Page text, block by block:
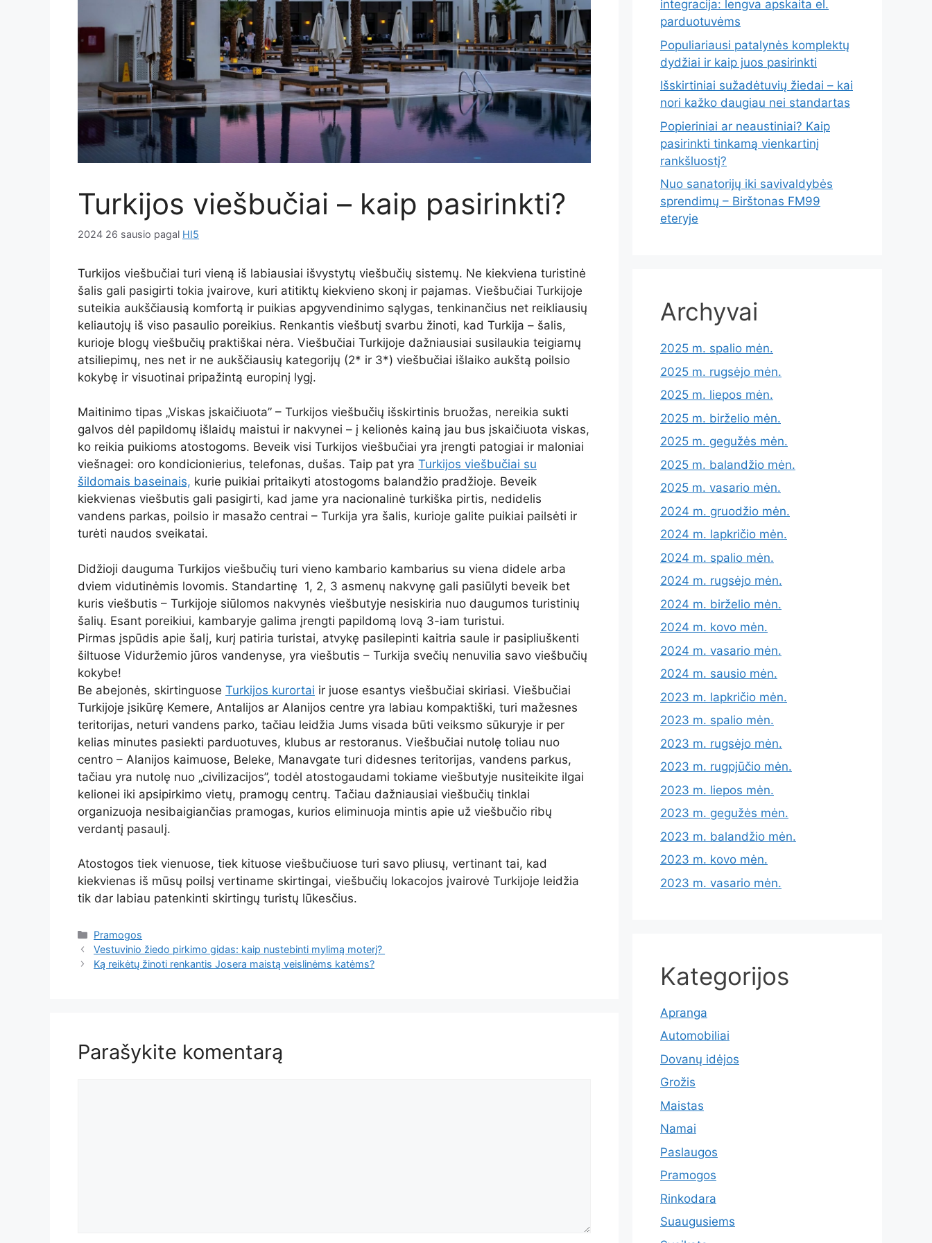
Turkijos viešbučiai – kaip pasirinkti?
2024 26 sausio pagal HI5
Turkijos viešbučiai turi vieną iš labiausiai išvystytų viešbučių sistemų. Ne kiekviena turistinė
šalis gali pasigirti tokia įvairove, kuri atitiktų kiekvieno skonį ir pajamas. Viešbučiai Turkijoje
suteikia aukščiausią komfortą ir puikias apgyvendinimo sąlygas, tenkinančius net reikliausių
keliautojų iš viso pasaulio poreikius. Renkantis viešbutį svarbu žinoti, kad Turkija – šalis,
kurioje blogų viešbučių praktiškai nėra. Viešbučiai Turkijoje dažniausiai susilaukia teigiamų
atsiliepimų, nes net ir ne aukščiausių kategorijų (2* ir 3*) viešbučiai išlaiko aukštą poilsio
kokybę ir visuotinai pripažintą europinį lygį.
Maitinimo tipas „Viskas įskaičiuota” – Turkijos viešbučių išskirtinis bruožas, nereikia sukti
galvos dėl papildomų išlaidų maistui ir nakvynei – į kelionės kainą jau bus įskaičiuota viskas,
ko reikia puikioms atostogoms. Beveik visi Turkijos viešbučiai yra įrengti patogiai ir maloniai
viešnagei: oro kondicionierius, telefonas, dušas. Taip pat yra Turkijos viešbučiai su
šildomais baseinais, kurie puikiai pritaikyti atostogoms balandžio pradžioje. Beveik
kiekvienas viešbutis gali pasigirti, kad jame yra nacionalinė turkiška pirtis, nedidelis
vandens parkas, poilsio ir masažo centrai – Turkija yra šalis, kurioje galite puikiai pailsėti ir
turėti naudos sveikatai.
Didžioji dauguma Turkijos viešbučių turi vieno kambario kambarius su viena didele arba
dviem vidutinėmis lovomis. Standartinę 1, 2, 3 asmenų nakvynę gali pasiūlyti beveik bet
kuris viešbutis – Turkijoje siūlomos nakvynės viešbutyje nesiskiria nuo daugumos turistinių
šalių. Esant poreikiui, kambaryje galima įrengti papildomą lovą 3-iam turistui.
Pirmas įspūdis apie šalį, kurį patiria turistai, atvykę pasilepinti kaitria saule ir pasipliuškenti
šiltuose Viduržemio jūros vandenyse, yra viešbutis – Turkija svečių nenuvilia savo viešbučių
kokybe!
Be abejonės, skirtinguose Turkijos kurortai ir juose esantys viešbučiai skiriasi. Viešbučiai
Turkijoje įsikūrę Kemere, Antalijos ar Alanijos centre yra labiau kompaktiški, turi mažesnes
teritorijas, neturi vandens parko, tačiau leidžia Jums visada būti veiksmo sūkuryje ir per
kelias minutes pasiekti parduotuves, klubus ar restoranus. Viešbučiai nutolę toliau nuo
centro – Alanijos kaimuose, Beleke, Manavgate turi didesnes teritorijas, vandens parkus,
tačiau yra nutolę nuo „civilizacijos”, todėl atostogaudami tokiame viešbutyje nusiteikite ilgai
kelionei iki apsipirkimo vietų, pramogų centrų. Tačiau dažniausiai viešbučių tinklai
organizuoja nesibaigiančias pramogas, kurios eliminuoja mintis apie už viešbučio ribų
verdantį pasaulį.
Atostogos tiek vienuose, tiek kituose viešbučiuose turi savo pliusų, vertinant tai, kad
kiekvienas iš mūsų poilsį vertiname skirtingai, viešbučių lokacojos įvairovė Turkijoje leidžia
tik dar labiau patenkinti skirtingų turistų lūkesčius.
Kategorijos
Pramogos
Vestuvinio žiedo pirkimo gidas: kaip nustebinti mylimą moterį?
Ką reikėtų žinoti renkantis Josera maistą veislinėms katėms?
Parašykite komentarą
integracija: lengva apskaita el.
parduotuvėms
Populiariausi patalynės komplektų
dydžiai ir kaip juos pasirinkti
Išskirtiniai sužadėtuvių žiedai – kai
nori kažko daugiau nei standartas
Popieriniai ar neaustiniai? Kaip
pasirinkti tinkamą vienkartinį
rankšluostį?
Nuo sanatorijų iki savivaldybės
sprendimų – Birštonas FM99
eteryje
Archyvai
2025 m. spalio mėn.
2025 m. rugsėjo mėn.
2025 m. liepos mėn.
2025 m. birželio mėn.
2025 m. gegužės mėn.
2025 m. balandžio mėn.
2025 m. vasario mėn.
2024 m. gruodžio mėn.
2024 m. lapkričio mėn.
2024 m. spalio mėn.
2024 m. rugsėjo mėn.
2024 m. birželio mėn.
2024 m. kovo mėn.
2024 m. vasario mėn.
2024 m. sausio mėn.
2023 m. lapkričio mėn.
2023 m. spalio mėn.
2023 m. rugsėjo mėn.
2023 m. rugpjūčio mėn.
2023 m. liepos mėn.
2023 m. gegužės mėn.
2023 m. balandžio mėn.
2023 m. kovo mėn.
2023 m. vasario mėn.
Kategorijos
Apranga
Automobiliai
Dovanų idėjos
Grožis
Maistas
Namai
Paslaugos
Pramogos
Rinkodara
Suaugusiems